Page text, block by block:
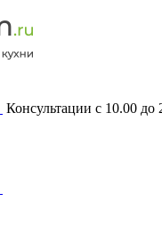
Консультации с 10.00 до